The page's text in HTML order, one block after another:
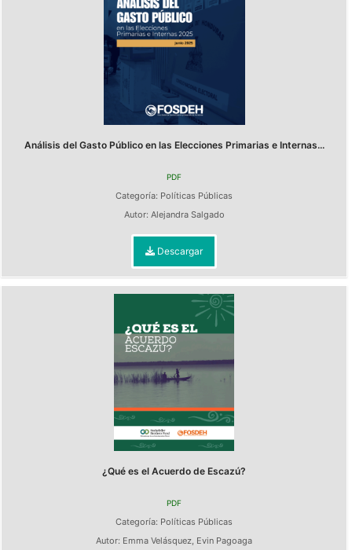
Análisis del Gasto Público en las Elecciones Primarias e Internas...
PDF
Categoría: Políticas Públicas
Autor: Alejandra Salgado
Descargar
¿Qué es el Acuerdo de Escazú?
PDF
Categoría: Políticas Públicas
Autor: Emma Velásquez, Evin Pagoaga